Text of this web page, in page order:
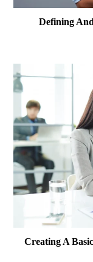
Defining
Creating A